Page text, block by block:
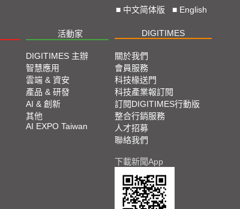
■ 中文简体版 ■ English
活動家 DIGITIMES
DIGITIMES 主辦
智慧應用
雲端 & 資安
產品 & 研發
AI & 創新
其他
AI EXPO Taiwan
關於我們
會員服務
科技椽送門
科技產業報訂閱
訂閱DIGITIMES行動版
整合行銷服務
人才招募
聯絡我們
下載新聞App